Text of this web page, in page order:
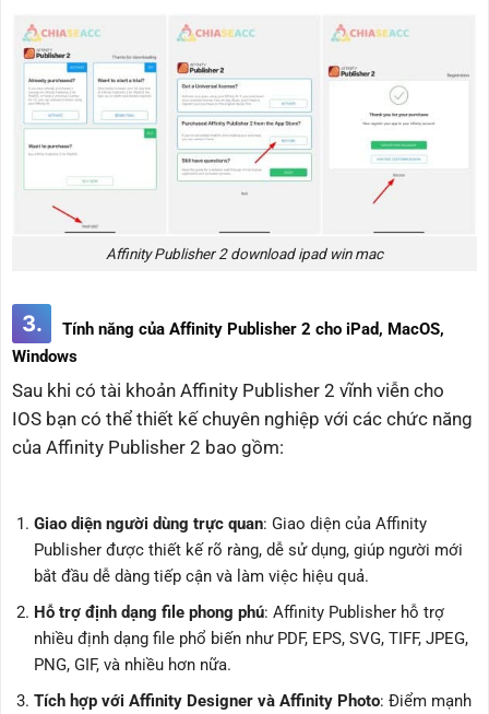
Affinity Publisher 2 download ipad win mac
3.
Tính năng của Affinity Publisher 2 cho iPad, MacOS,
Windows
Sau khi có tài khoản Affinity Publisher 2 vĩnh viễn cho
IOS bạn có thể thiết kế chuyên nghiệp với các chức năng
của Affinity Publisher 2 bao gồm:
Giao diện người dùng trực quan: Giao diện của Affinity
Publisher được thiết kế rõ ràng, dễ sử dụng, giúp người mới
bắt đầu dễ dàng tiếp cận và làm việc hiệu quả.
Hỗ trợ định dạng file phong phú: Affinity Publisher hỗ trợ
nhiều định dạng file phổ biến như PDF, EPS, SVG, TIFF, JPEG,
PNG, GIF, và nhiều hơn nữa.
Tích hợp với Affinity Designer và Affinity Photo: Điểm mạnh